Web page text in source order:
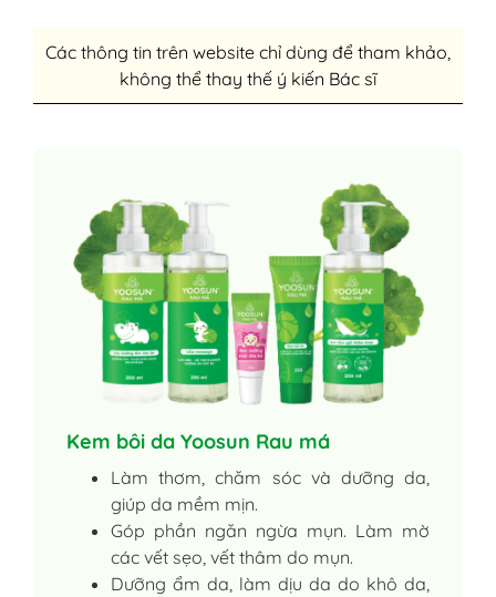
Các thông tin trên website chỉ dùng để tham khảo,
không thể thay thế ý kiến Bác sĩ
Kem bôi da Yoosun Rau má
Làm thơm, chăm sóc và dưỡng da,
giúp da mềm mịn.
Góp phần ngăn ngừa mụn. Làm mờ
các vết sẹo, vết thâm do mụn.
Dưỡng ẩm da, làm dịu da do khô da,